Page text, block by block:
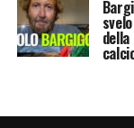
infineSamu
della